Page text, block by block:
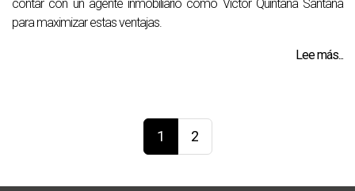
contar con un agente inmobiliario como Victor Quintana Santana
para maximizar estas ventajas.
Lee más...
1 2